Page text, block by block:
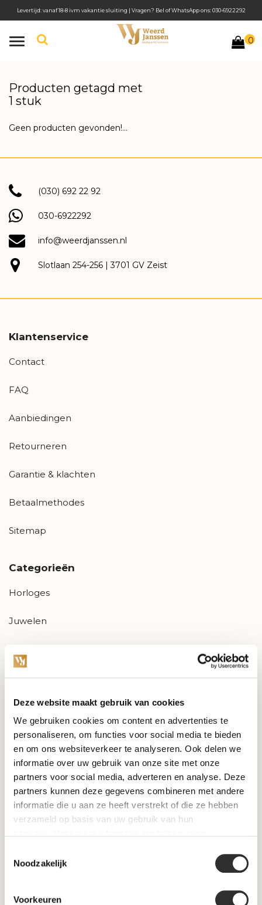
Deze website maakt gebruik van cookies
We gebruiken cookies om content en advertenties te
personaliseren, om functies voor social media te bieden
en om ons websiteverkeer te analyseren. Ook delen we
informatie over uw gebruik van onze site met onze
partners voor social media, adverteren en analyse. Deze
partners kunnen deze gegevens combineren met andere
informatie die u aan ze heeft verstrekt of die ze hebben
verzameld op basis van uw gebruik van hun
Noodzakelijk
Voorkeuren
Toggle
0
Levertijd: vanaf 18-8 ivm vakantie sluiting | Vragen? Bel of WhatsApp ons: 030-6922292
Producten getagd met
1 stuk
Geen producten gevonden!...
(030) 692 22 92
030-6922292
info@weerdjanssen.nl
Slotlaan 254-256 | 3701 GV Zeist
Klantenservice
Contact
FAQ
Aanbiedingen
Retourneren
Garantie & klachten
Betaalmethodes
Sitemap
Categorieën
Horloges
Juwelen
PRE-OWNED
Luxe Accessoires
Informatie
Heren Sieraden
SALE